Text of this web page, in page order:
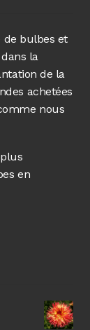
de bulbes et
la
de la
achetées
nous
en